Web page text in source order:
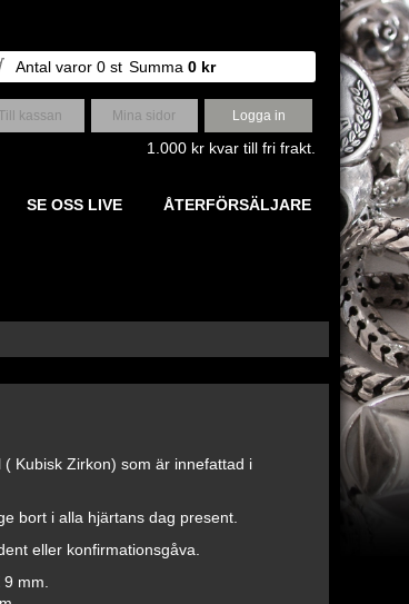
Antal varor 0 st Summa 0 kr
kassan Mina sidor Logga in
1.000 kr kvar till fri frakt.
SE OSS LIVE ÅTERFÖRSÄLJARE
Kubisk Zirkon) som är innefattad i
bort i alla hjärtans dag present.
eller konfirmationsgåva.
mm.